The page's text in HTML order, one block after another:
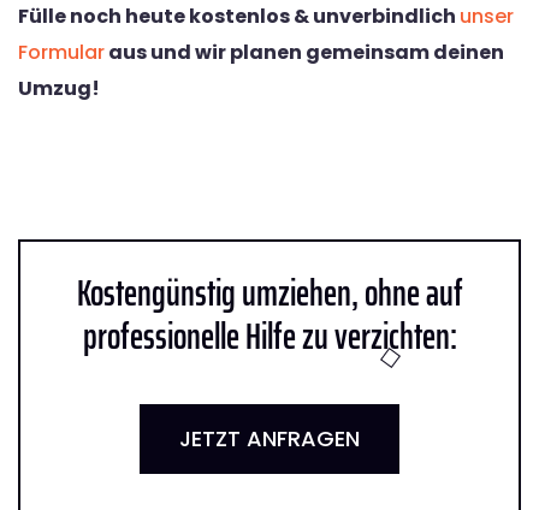
Fülle noch heute kostenlos & unverbindlich unser
Formularaus und wir planen gemeinsam deinen
Umzug!
Kostengünstig umziehen, ohne auf
professionelle Hilfe zu verzichten:
JETZT ANFRAGEN